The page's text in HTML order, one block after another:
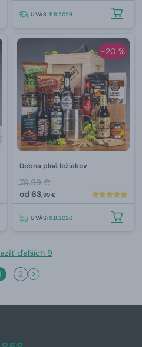
U VÁS:11.8.2026
-20 %
Debna plná ležiakov
79,99 €
od 63,99 €
U VÁS:11.8.2026
ďalších 9
2